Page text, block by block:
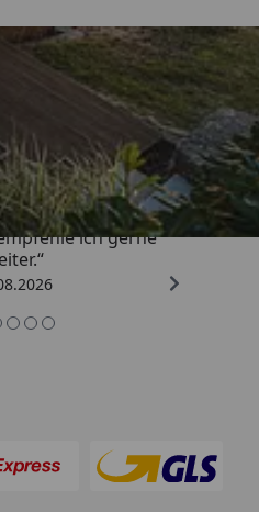
Shops
4,81/ 5
ich gerne